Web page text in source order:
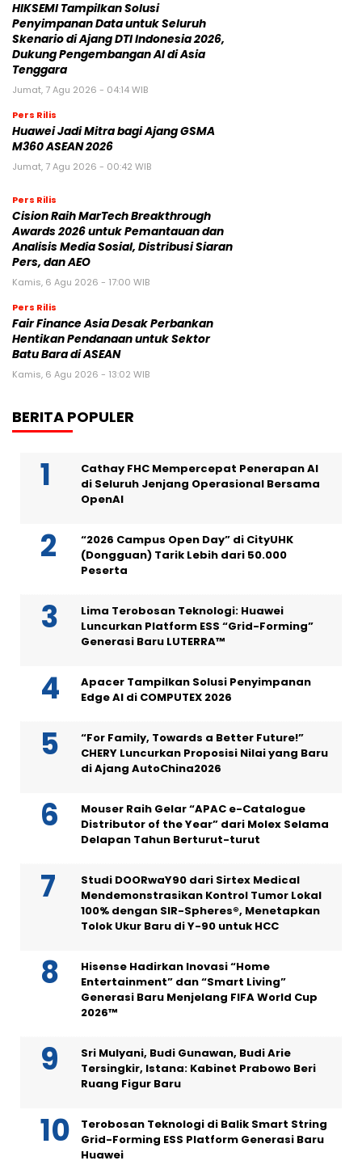
HIKSEMI Tampilkan Solusi
Penyimpanan Data untuk Seluruh
Skenario di Ajang DTI Indonesia 2026,
Dukung Pengembangan AI di Asia
Tenggara
Jumat, 7 Agu 2026 - 04:14 WIB
Pers Rilis
Huawei Jadi Mitra bagi Ajang GSMA
M360 ASEAN 2026
Jumat, 7 Agu 2026 - 00:42 WIB
Pers Rilis
Cision Raih MarTech Breakthrough
Awards 2026 untuk Pemantauan dan
Analisis Media Sosial, Distribusi Siaran
Pers, dan AEO
Kamis, 6 Agu 2026 - 17:00 WIB
Pers Rilis
Fair Finance Asia Desak Perbankan
Hentikan Pendanaan untuk Sektor
Batu Bara di ASEAN
Kamis, 6 Agu 2026 - 13:02 WIB
BERITA POPULER
Cathay FHC Mempercepat Penerapan AI
di Seluruh Jenjang Operasional Bersama
OpenAI
“2026 Campus Open Day” di CityUHK
(Dongguan) Tarik Lebih dari 50.000
Peserta
Lima Terobosan Teknologi: Huawei
Luncurkan Platform ESS “Grid-Forming”
Generasi Baru LUTERRA™
Apacer Tampilkan Solusi Penyimpanan
Edge AI di COMPUTEX 2026
“For Family, Towards a Better Future!”
CHERY Luncurkan Proposisi Nilai yang Baru
di Ajang AutoChina2026
Mouser Raih Gelar “APAC e-Catalogue
Distributor of the Year” dari Molex Selama
Delapan Tahun Berturut-turut
Studi DOORwaY90 dari Sirtex Medical
Mendemonstrasikan Kontrol Tumor Lokal
100% dengan SIR-Spheres®, Menetapkan
Tolok Ukur Baru di Y-90 untuk HCC
Hisense Hadirkan Inovasi “Home
Entertainment” dan “Smart Living”
Generasi Baru Menjelang FIFA World Cup
2026™
Sri Mulyani, Budi Gunawan, Budi Arie
Tersingkir, Istana: Kabinet Prabowo Beri
Ruang Figur Baru
Terobosan Teknologi di Balik Smart String
Grid-Forming ESS Platform Generasi Baru
Huawei